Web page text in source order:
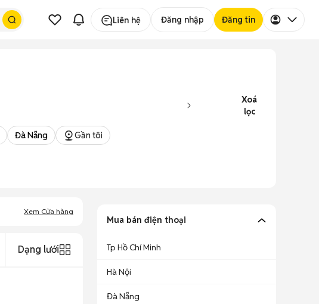
Liên hệ Đăng nhập Đăng tin
Xoá
lọc
Đà Nẵng Gần tôi
Xem Cửa hàng
Dạng lưới
Mua bán điện thoại
Tp Hồ Chí Minh
Hà Nội
Đà Nẵng